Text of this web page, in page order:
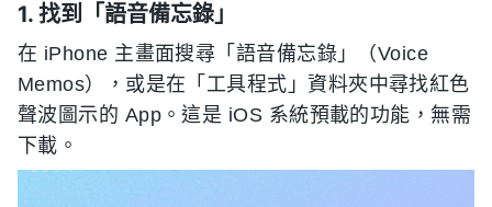
1. 找到「語音備忘錄」
在 iPhone 主畫面搜尋「語音備忘錄」（Voice
Memos），或是在「工具程式」資料夾中尋找紅色
聲波圖示的 App。這是 iOS 系統預載的功能，無需
下載。